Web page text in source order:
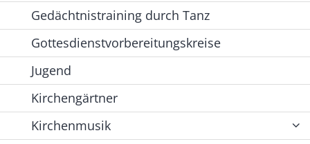
Gedächtnistraining durch Tanz
Gottesdienstvorbereitungskreise
Jugend
Kirchengärtner
Kirchenmusik